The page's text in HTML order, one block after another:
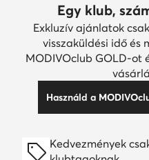
Egy klub,
Exkluzív ajánlatok
visszaküldési idő és
MODIVOclub GOLD-ot
Használd a
Kedvezmények